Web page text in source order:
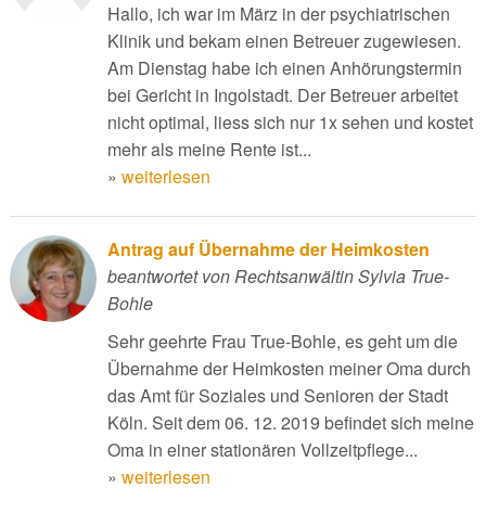
Hallo, ich war im März in der psychiatrischen
Klinik und bekam einen Betreuer zugewiesen.
Am Dienstag habe ich einen Anhörungstermin
bei Gericht in Ingolstadt. Der Betreuer arbeitet
nicht optimal, liess sich nur 1x sehen und kostet
mehr als meine Rente ist...
» weiterlesen
Antrag auf Übernahme der Heimkosten
beantwortet von Rechtsanwältin Sylvia True-
Bohle
Sehr geehrte Frau True-Bohle, es geht um die
Übernahme der Heimkosten meiner Oma durch
das Amt für Soziales und Senioren der Stadt
Köln. Seit dem 06. 12. 2019 befindet sich meine
Oma in einer stationären Vollzeitpflege...
» weiterlesen